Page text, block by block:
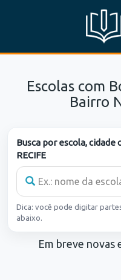
Escolas com
Bairro
Busca por escola, cidade
RECIFE
Dica: você pode digitar
abaixo.
Em breve novas